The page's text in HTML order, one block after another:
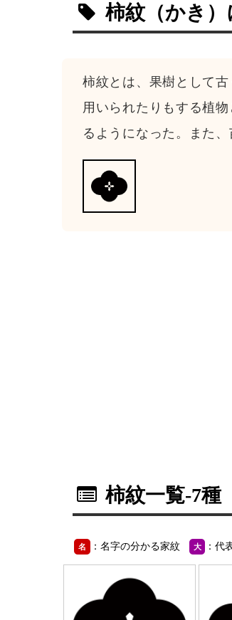
柿紋 （かき）
柿紋とは、果樹として
用いられたりもする植
るようになった。また
柿紋一覧-7種
名 ：名字の分かる家紋 大 ：代